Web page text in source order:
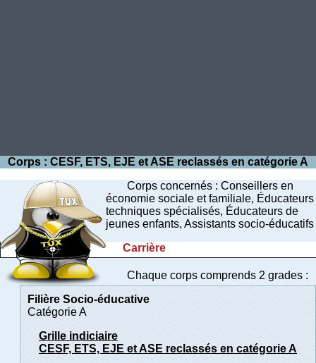
Corps : CESF, ETS, EJE et ASE reclassés en catégorie A
Corps concernés : Conseillers en
économie sociale et familiale, Éducateurs
techniques spécialisés, Éducateurs de
jeunes enfants, Assistants socio-éducatifs
Carrière
Filière Socio-éducative
Catégorie A
Grille indiciaire
CESF, ETS, EJE et ASE reclassés en catégorie A
Chaque corps comprends 2 grades :